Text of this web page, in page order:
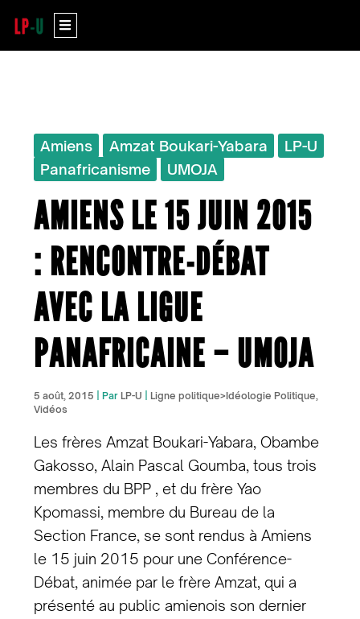
au
Menu
Amiens Amzat Boukari-Yabara
LP-U
Panafricanisme
UMOJA
AMIENS LE 15 JUIN 2015
: RENCONTRE-DÉBAT
AVEC LA LIGUE
PANAFRICAINE – UMOJA
5 août, 2015 | Par LP-U Ligne politique>Idéologie Politique,
Vidéos
Les frères Amzat Boukari-Yabara, Obambe
Gakosso, Alain Pascal Goumba, tous trois
membres du BPP , et du frère Yao
Kpomassi, membre du Bureau de la
Section France, se sont rendus à Amiens
le 15 juin 2015 pour une Conférence-
Débat, animée par le frère Amzat, qui a
présenté au public amienois son dernier